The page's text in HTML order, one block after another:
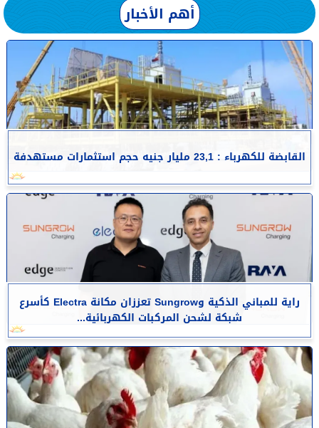
أهم الأخبار
القابضة للكهرباء : 23,1 مليار جنيه حجم استثمارات مستهدفة
راية للمباني الذكية وSungrow تعززان مكانة Electra كأسرع
شبكة لشحن المركبات الكهربائية...